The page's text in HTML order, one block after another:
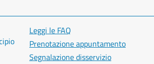
Leggi le FAQ
Prenotazione appuntamento
Segnalazione disservizio